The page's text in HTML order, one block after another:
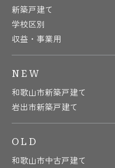
新築戸建て
学校区別
収益・事業用
NEW
和歌山市新築戸建て
岩出市新築戸建て
OLD
和歌山市中古戸建て